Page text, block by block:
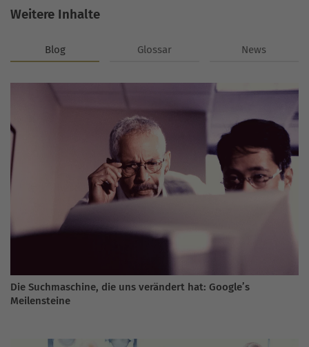
Weitere Inhalte
Blog Glossar News
Die Suchmaschine, die uns verändert hat: Google’s
Meilensteine